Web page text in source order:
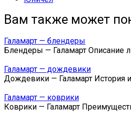
Вам также может
Галамарт — блендеры
Блендеры — Галамарт Описание
Галамарт — дождевики
Дождевики — Галамарт История
Галамарт — коврики
Коврики — Галамарт